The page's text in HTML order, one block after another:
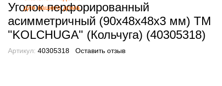
Уголок перфорированный
асимметричный (90х48х48х3 мм) ТМ
"KOLCHUGA" (Кольчуга) (40305318)
Артикул: 40305318 Оставить отзыв